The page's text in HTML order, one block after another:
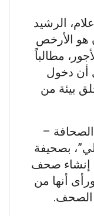
الرشيد
هو الأرخص
مطالباً
أن دخول
بيئة من
–
بصحيفة
إنشاء صحف
أنها من
الصحف.